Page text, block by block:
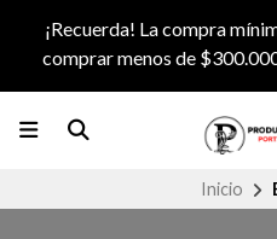
¡Recuerda! La compra
comprar menos de
Inicio